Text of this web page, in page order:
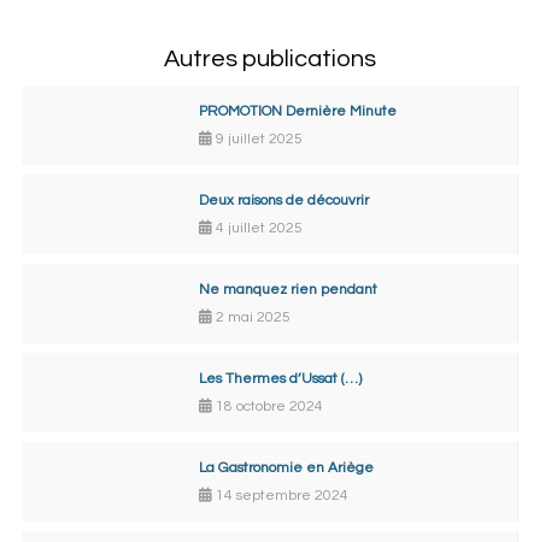
Autres publications
PROMOTION Dernière Minute
9 juillet 2025
Deux raisons de découvrir
4 juillet 2025
Ne manquez rien pendant
2 mai 2025
Les Thermes d’Ussat (…)
18 octobre 2024
La Gastronomie en Ariège
14 septembre 2024